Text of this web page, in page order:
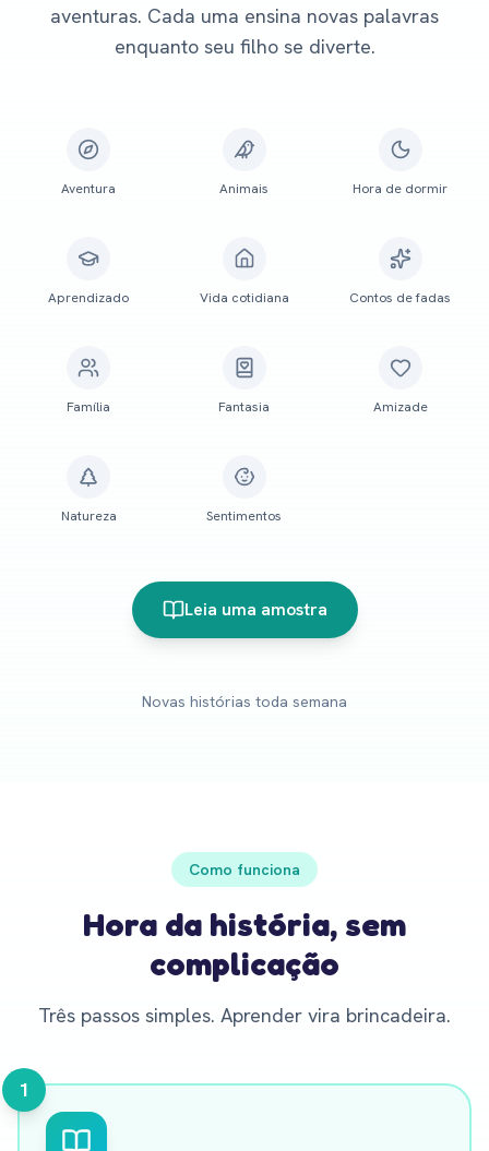
aventuras. Cada uma ensina novas palavras
enquanto seu filho se diverte.
Aventura Animais Hora de dormir
Aprendizado Vida cotidiana Contos de fadas
Família Fantasia Amizade
Natureza Sentimentos
Leia uma amostra
Novas histórias toda semana
Como funciona
Hora da história, sem
complicação
Três passos simples. Aprender vira brincadeira.
1